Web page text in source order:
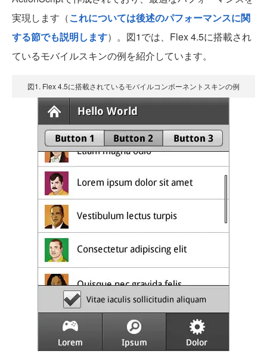
実現します（これについては後述のパフォーマンスに関
する節でも説明します）。図1では、Flex 4.5に搭載され
ているモバイルスキンの例を紹介しています。
図1. Flex 4.5に搭載されているモバイルコンポーネントスキンの例